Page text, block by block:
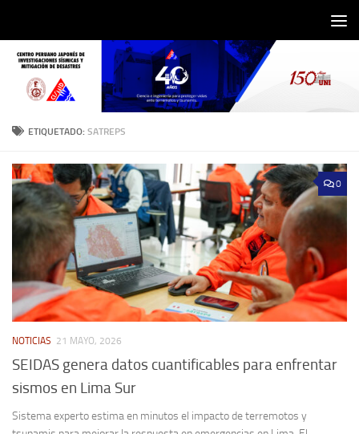
ETIQUETADO:SATREPS
0
NOTICIAS 21 MAYO, 2026
SEIDAS genera datos cuantificables para enfrentar
sismos en Lima Sur
Sistema experto estima en minutos el impacto de terremotos y